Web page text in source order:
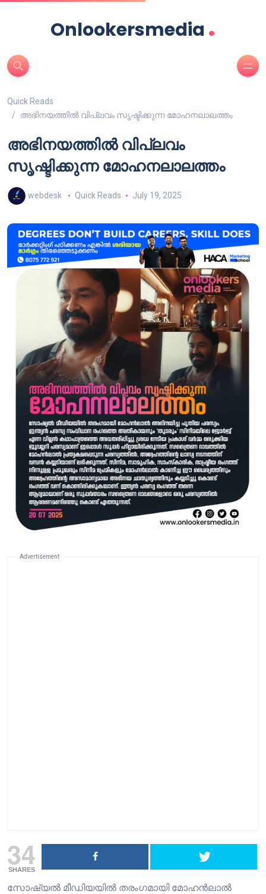
Onlookersmedia .
Quick Reads
അഭിനയത്തിൽ വിപ്ലവം സൃഷ്ടിക്കുന്ന മോഹനലാലത്തം
അഭിനയത്തിൽ വിപ്ലവം
സൃഷ്ടിക്കുന്ന മോഹനലാലത്തം
webdesk Quick Reads July 19, 2025
Advertisement
34
SHARES
സോഷ്യൽ മീഡിയയിൽ തരംഗമായി മോഹൻലാൽ